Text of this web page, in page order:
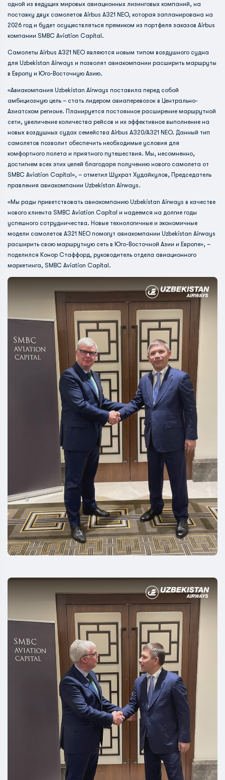
одной из ведущих мировых авиационных лизинговых компаний, на
поставку двух самолетов Airbus A321 NEO, которая запланирована на
2026 год и будет осуществляться прямиком из портфеля заказов Airbus
компании SMBC Aviation Capital.
Самолеты Airbus A321 NEO являются новым типом воздушного судна
для Uzbekistan Airways и позволят авиакомпании расширить маршруты
в Европу и Юго-Восточную Азию.
«Авиакомпания Uzbekistan Airways поставила перед собой
амбициозную цель – стать лидером авиаперевозок в Центрально-
Азиатском регионе. Планируется постоянное расширение маршрутной
сети, увеличение количества рейсов и их эффективное выполнение на
новых воздушных судах семейства Airbus A320/A321 NEO. Данный тип
самолетов позволит обеспечить необходимые условия для
комфортного полета и приятного путешествия. Мы, несомненно,
достигнем всех этих целей благодаря получению нового самолета от
SMBC Aviation Capital», – отметил Шухрат Худайкулов, Председатель
правления авиакомпании Uzbekistan Airways.
«Мы рады приветствовать авиакомпанию Uzbekistan Airways в качестве
нового клиента SMBC Aviation Capital и надеемся на долгие годы
успешного сотрудничества. Новые технологичные и экономичные
модели самолетов A321 NEO помогут авиакомпании Uzbekistan Airways
расширить свою маршрутную сеть в Юго-Восточной Азии и Европе», –
поделился Конор Стаффорд, руководитель отдела авиационного
маркетинга, SMBC Aviation Capital.